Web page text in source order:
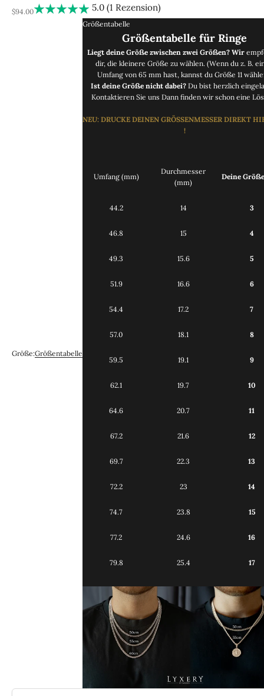
REA-pris
$94.00 5.0 (1 Rezension)
Größe:Größentabelle
Größentabelle
Größentabelle für Ringe
Liegt deine Größe zwischen zwei Größen? Wir
dir, die kleinere Größe zu wählen. (Wenn du z. B.
Umfang von 65 mm hast, kannst du Größe 11
Ist deine Größe nicht dabei?Du bist herzlich
Kontaktieren Sie uns Dann finden wir schon eine
NEU: DRUCKE DEINEN GRÖSSENMESSER DIREKT
!
Umfang (mm)
Durchmesser
(mm)
Deine Größe
44.2 14 3
46.8 15 4
49.3 15.6 5
51.9 16.6 6
54.4 17.2 7
57.0 18.1 8
59.5 19.1 9
62.1 19.7 10
64.6 20.7 11
67.2 21.6 12
69.7 22.3 13
72.2 23 14
74.7 23.8 15
77.2 24.6 16
79.8 25.4 17